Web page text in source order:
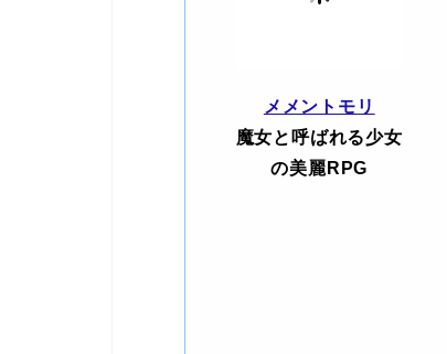
メメントモリ
魔女と呼ばれる少女
の美麗RPG